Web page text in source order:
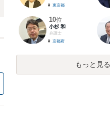
東京都
10位
小杉 和
弁護士
京都府
もっと見る